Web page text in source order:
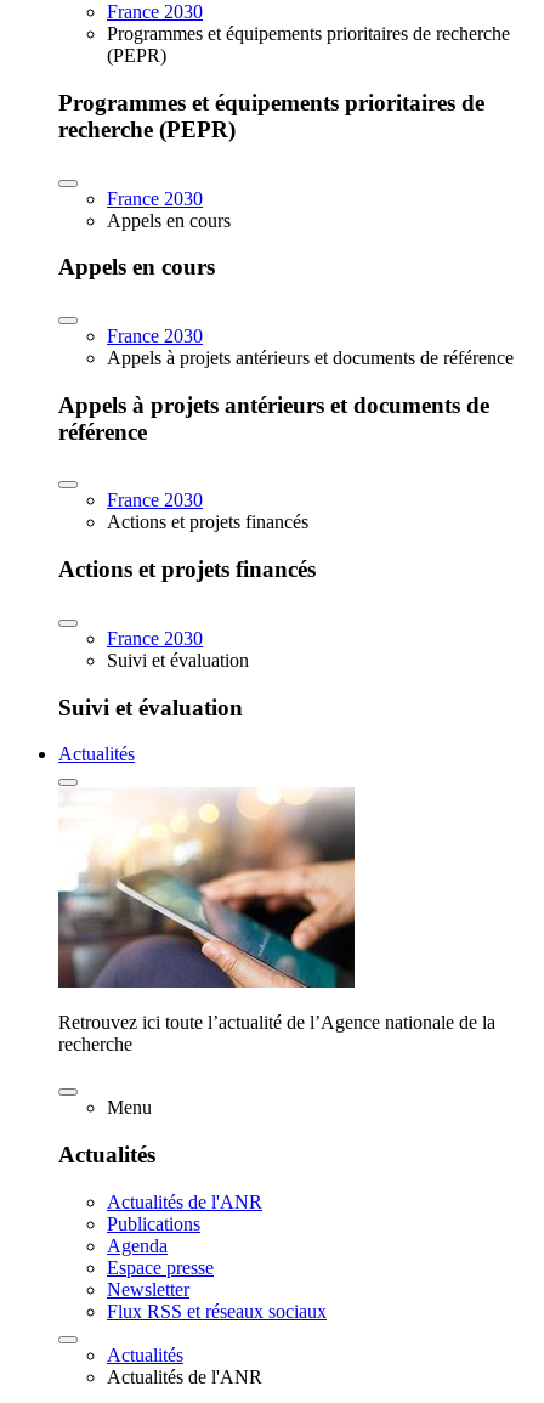
France 2030
Programmes et équipements prioritaires de recherche
(PEPR)
Programmes et équipements prioritaires de
recherche (PEPR)
France 2030
Appels en cours
Appels en cours
France 2030
Appels à projets antérieurs et documents de référence
Appels à projets antérieurs et documents de
référence
France 2030
Actions et projets financés
Actions et projets financés
France 2030
Suivi et évaluation
Suivi et évaluation
Actualités
Retrouvez ici toute l’actualité de l’Agence nationale de la
recherche
Menu
Actualités
Actualités de l'ANR
Publications
Agenda
Espace presse
Newsletter
Flux RSS et réseaux sociaux
Actualités
Actualités de l'ANR